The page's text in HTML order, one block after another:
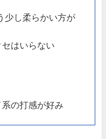
少し柔らかい方が
はいらない
の打感が好み